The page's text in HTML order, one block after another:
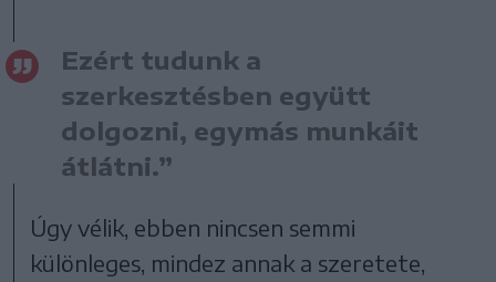
Ezért tudunk a
szerkesztésben együtt
dolgozni, egymás munkáit
átlátni.”
Úgy vélik, ebben nincsen semmi
különleges, mindez annak a szeretete,